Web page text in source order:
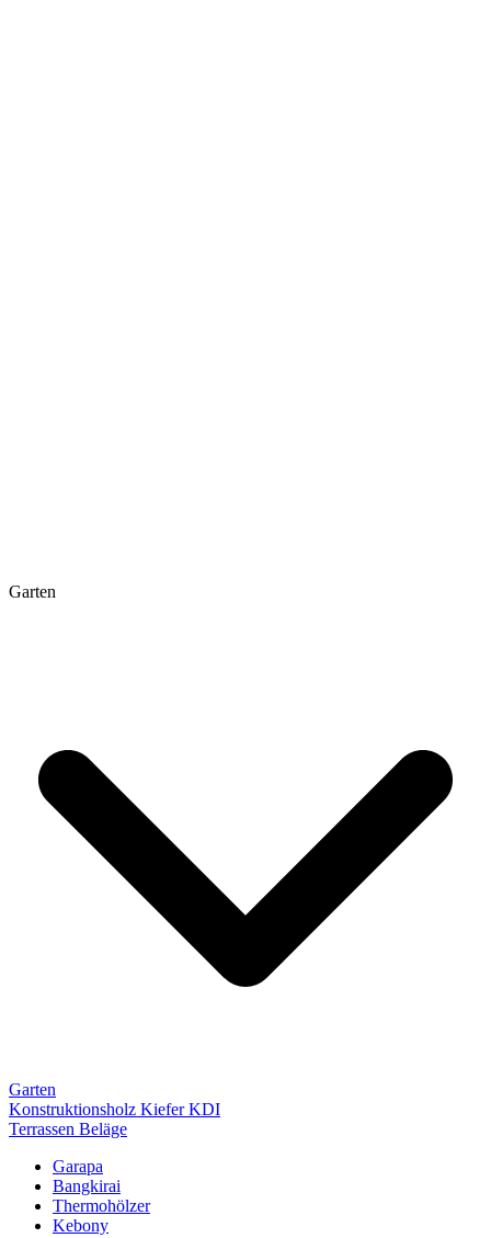
Garten
Garten
Konstruktionsholz Kiefer KDI
Terrassen Beläge
Garapa
Bangkirai
Thermohölzer
Kebony